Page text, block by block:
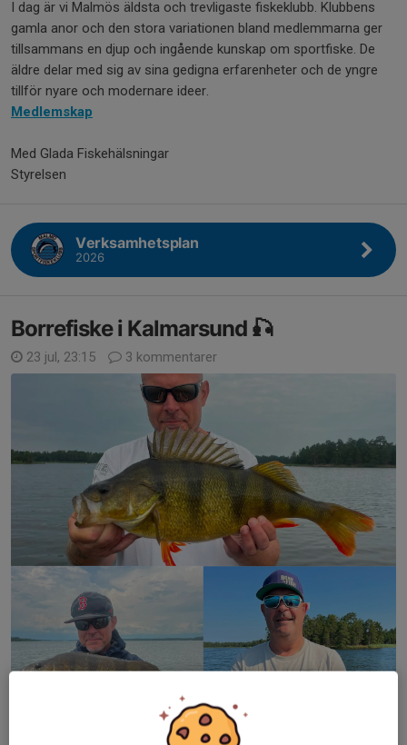
I dag är vi Malmös äldsta och trevligaste fiskeklubb. Klubbens
gamla anor och den stora variationen bland medlemmarna ger
tillsammans en djup och ingående kunskap om sportfiske. De
äldre delar med sig av sina gedigna erfarenheter och de yngre
tillför nyare och modernare ideer.
Medlemskap
Med Glada Fiskehälsningar
Styrelsen
Verksamhetsplan
2026
Borrefiske i Kalmarsund 🎣
23 jul, 23:15 3 kommentarer